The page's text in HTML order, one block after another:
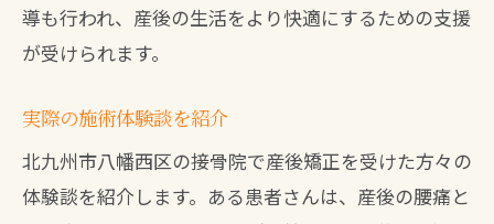
導も行われ、産後の生活をより快適にするための支援
が受けられます。
実際の施術体験談を紹介
北九州市八幡西区の接骨院で産後矯正を受けた方々の
体験談を紹介します。ある患者さんは、産後の腰痛と